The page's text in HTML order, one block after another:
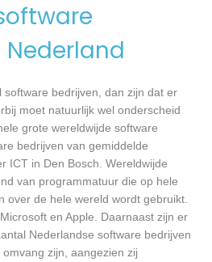
software bedrijven, dan zijn dat er
moet natuurlijk wel onderscheid
grote wereldwijde software
bedrijven van gemiddelde
ICT in Den Bosch. Wereldwijde
van programmatuur die op hele
over de hele wereld wordt gebruikt.
en Apple. Daarnaast zijn er
Nederlandse software bedrijven
zijn, aangezien zij